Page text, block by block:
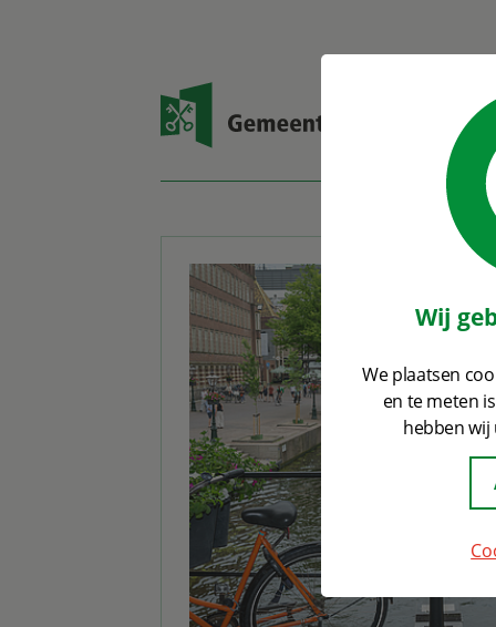
Wij
We plaatsen
en te meten
hebben
Open zoekvenster